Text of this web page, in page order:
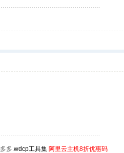
多.wdcp工具集 阿里云主机8折优惠码